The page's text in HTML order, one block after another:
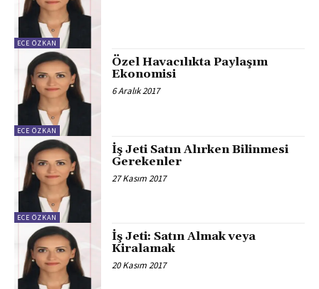
ECE ÖZKAN
ECE ÖZKAN
Özel Havacılıkta Paylaşım
Ekonomisi
6 Aralık 2017
ECE ÖZKAN
İş Jeti Satın Alırken Bilinmesi
Gerekenler
27 Kasım 2017
İş Jeti: Satın Almak veya
Kiralamak
20 Kasım 2017